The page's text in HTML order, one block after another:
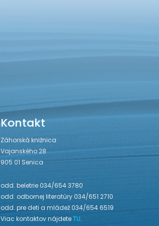
Kontakt
Záhorská knižnica
Vajanského 28
905 01 Senica
odd. beletrie 034/654 3780
odd. odbornej literatúry 034/651 2710
odd. pre deti a mládež 034/654 6519
Viac kontaktov nájdeteTU.